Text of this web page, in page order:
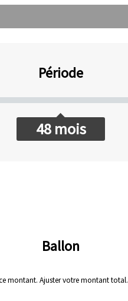
Période
48 mois
Ballon
montant. Ajuster votre montant total.